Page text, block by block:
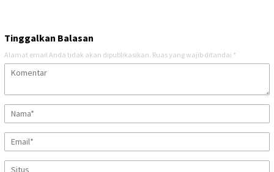
Tinggalkan Balasan
Alamat email Anda tidak akan dipublikasikan. Ruas yang wajib ditandai *